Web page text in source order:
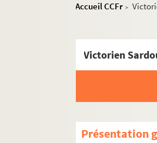
Accueil CCFr >
Victorien
Présentation